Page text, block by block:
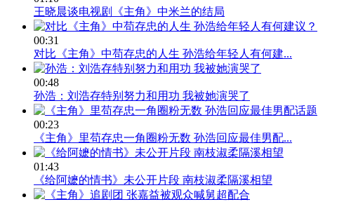
王晓晨谈电视剧《主角》中米兰的结局
00:31
对比《主角》中苟存忠的人生 孙浩给年轻人有何建...
00:48
孙浩：刘浩存特别努力和用功 我被她演哭了
00:23
《主角》里苟存忠一角圈粉无数 孙浩回应最佳男配...
01:43
《给阿嬷的情书》未公开片段 南枝淑柔隔溪相望